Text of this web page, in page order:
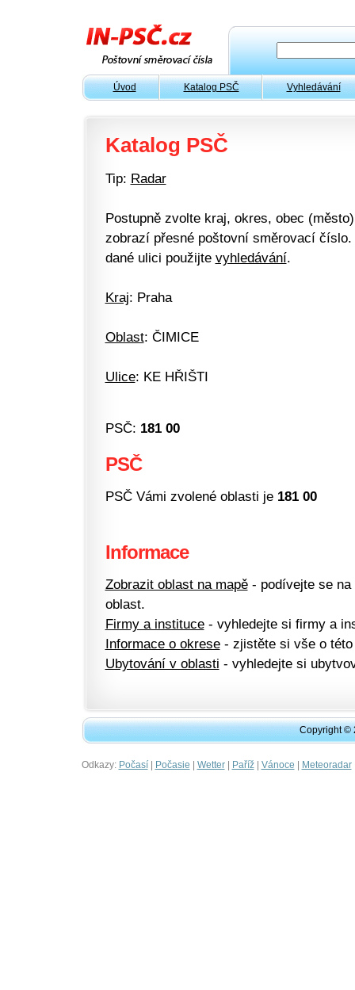
Úvod Katalog PSČ Vyhledávání
Katalog PSČ
Tip: Radar
Postupně zvolte kraj, okres, obec
zobrazí přesné poštovní směrovací
dané ulici použijte vyhledávání.
Kraj: Praha
Oblast: ČIMICE
Ulice: KE HŘIŠTI
PSČ: 181 00
PSČ
PSČ Vámi zvolené oblasti je 181 00
Informace
Zobrazit oblast na mapě- podívejte se na
oblast.
Firmy a instituce- vyhledejte si firmy a
Informace o okrese- zjistěte si vše o této
Ubytování v oblasti - vyhledejte si
Copyright ©
Odkazy: Počasí| Počasie | Wetter| Paříž| Vánoce | Meteoradar